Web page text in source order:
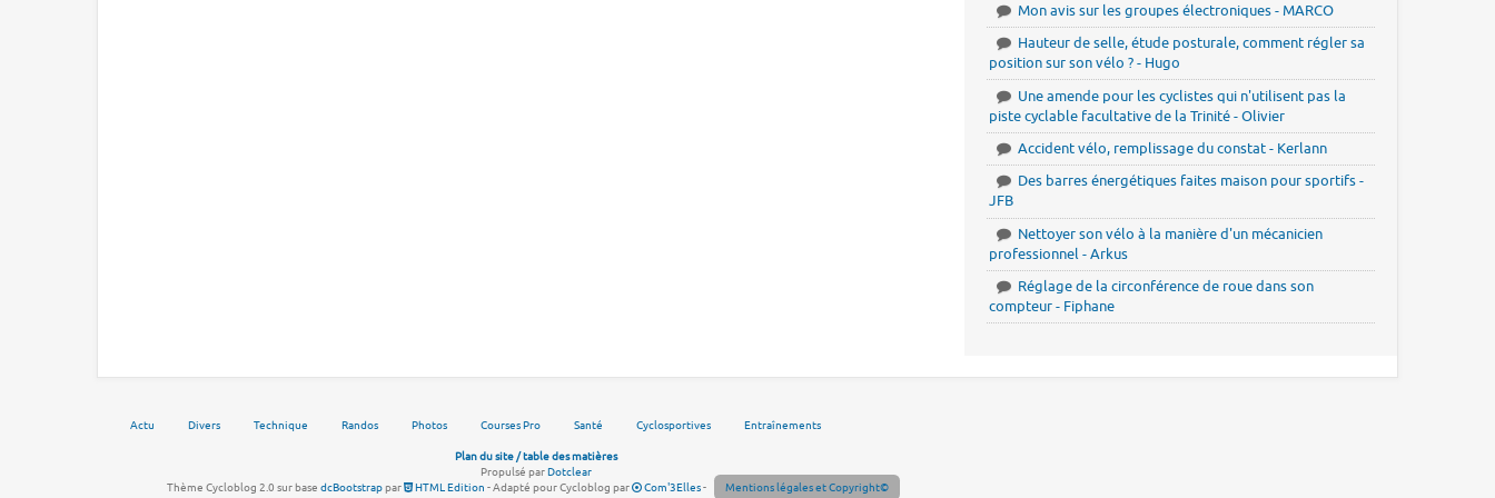
Mon avis sur les groupes électroniques - MARCO
Hauteur de selle, étude posturale, comment régler sa
position sur son vélo ? - Hugo
Une amende pour les cyclistes qui n'utilisent pas la
piste cyclable facultative de la Trinité - Olivier
Accident vélo, remplissage du constat - Kerlann
Des barres énergétiques faites maison pour sportifs -
JFB
Nettoyer son vélo à la manière d'un mécanicien
professionnel - Arkus
Réglage de la circonférence de roue dans son
compteur - Fiphane
Actu Divers Technique Randos Photos Courses Pro Santé Cyclosportives Entraînements
Plan du site / table des matières
Propulsé parDotclear
Thème Cycloblog 2.0 sur base dcBootstrappar HTML Edition - Adapté pour Cycloblog par Com'3Elles- Mentions légales et Copyright©